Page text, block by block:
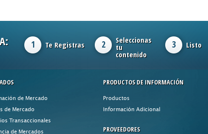
1 Te Registras 2 Seleccionas
tu
contenido
3 Listo
de Mercado
de Mercado
Transaccionales
de Mercados
PRODUCTOS DE INFORMACIÓN
Productos
Información Adicional
PROVEEDORES